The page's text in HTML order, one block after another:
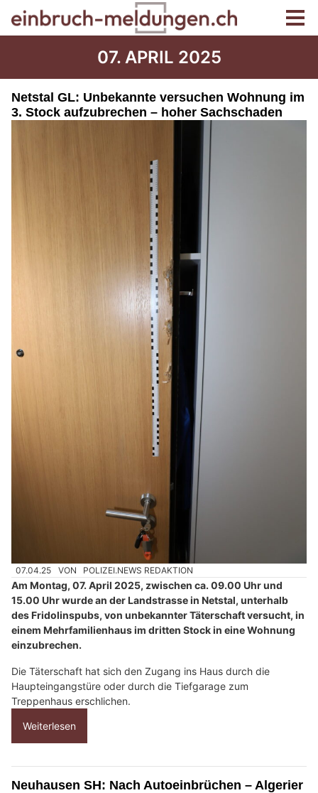
07. APRIL 2025
Netstal GL: Unbekannte versuchen Wohnung im
3. Stock aufzubrechen – hoher Sachschaden
07.04.25 VON POLIZEI.NEWS REDAKTION
Am Montag, 07. April 2025, zwischen ca. 09.00 Uhr und
15.00 Uhr wurde an der Landstrasse in Netstal, unterhalb
des Fridolinspubs, von unbekannter Täterschaft versucht, in
einem Mehrfamilienhaus im dritten Stock in eine Wohnung
einzubrechen.
Die Täterschaft hat sich den Zugang ins Haus durch die
Haupteingangstüre oder durch die Tiefgarage zum
Treppenhaus erschlichen.
Weiterlesen
Neuhausen SH: Nach Autoeinbrüchen – Algerier